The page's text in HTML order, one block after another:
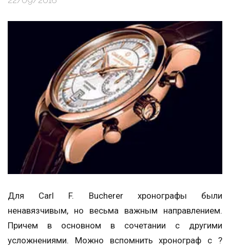
Для Carl F. Bucherer хронографы были
ненавязчивым, но весьма важным направлением.
Причем в основном в сочетании с другими
усложнениями. Можно вспомнить хронограф с ?